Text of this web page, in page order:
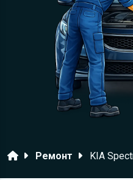
ГоловнаРемонт KIA